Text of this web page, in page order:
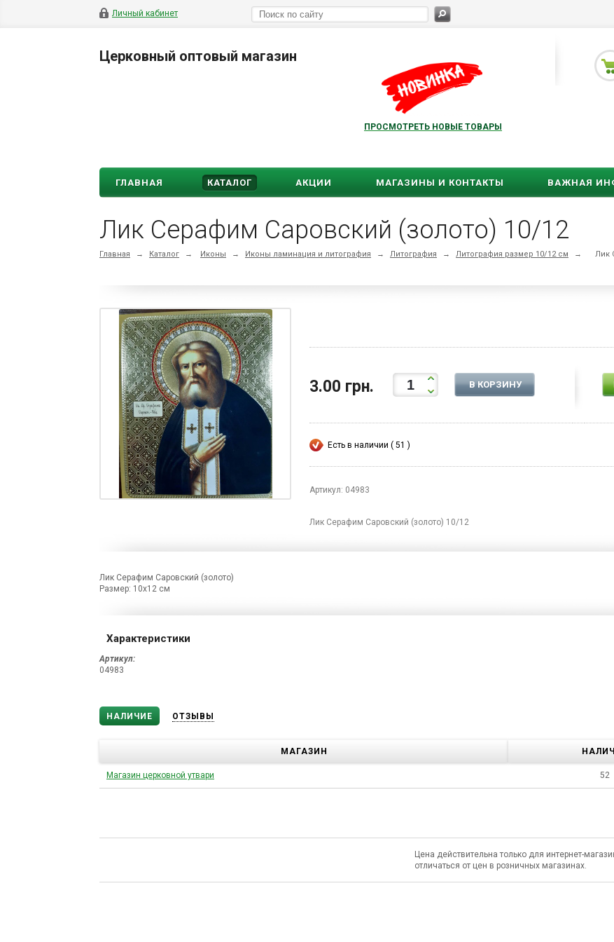
Личный кабинет
Церковный оптовый магазин
ПРОСМОТРЕТЬ НОВЫЕ ТОВАРЫ
ГЛАВНАЯ КАТАЛОГ АКЦИИ МАГАЗИНЫ И КОНТАКТЫ ВАЖНАЯ
Лик Серафим Саровский (золото) 10/12
Главная → Каталог → Иконы → Иконы ламинация и литография → Литография → Литография размер 10/12 см → Лик
3.00 грн. В КОРЗИНУ
Есть в наличии ( 51 )
Артикул: 04983
Лик Серафим Саровский (золото) 10/12
Лик Серафим Саровский (золото)
Размер: 10х12 см
Характеристики
Артикул:
04983
НАЛИЧИЕ ОТЗЫВЫ
МАГАЗИН
Магазин церковной утвари 52
Цена действительна только для интернет-
отличаться от цен в розничных магазинах.